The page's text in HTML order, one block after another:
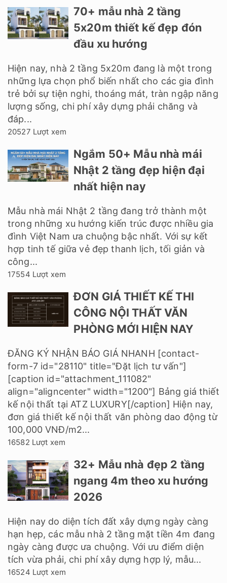
70+ mẫu nhà 2 tầng
5x20m thiết kế đẹp đón
đầu xu hướng
Hiện nay, nhà 2 tầng 5x20m đang là một trong
những lựa chọn phổ biến nhất cho các gia đình
trẻ bởi sự tiện nghi, thoáng mát, tràn ngập năng
lượng sống, chi phí xây dựng phải chăng và
đáp...
20527 Lượt xem
Ngắm 50+ Mẫu nhà mái
Nhật 2 tầng đẹp hiện đại
nhất hiện nay
Mẫu nhà mái Nhật 2 tầng đang trở thành một
trong những xu hướng kiến trúc được nhiều gia
đình Việt Nam ưa chuộng bậc nhất. Với sự kết
hợp tinh tế giữa vẻ đẹp thanh lịch, tối giản và
công...
17554 Lượt xem
ĐƠN GIÁ THIẾT KẾ THI
CÔNG NỘI THẤT VĂN
PHÒNG MỚI HIỆN NAY
ĐĂNG KÝ NHẬN BÁO GIÁ NHANH [contact-
form-7 id="28110" title="Đặt lịch tư vấn"]
[caption id="attachment_111082"
align="aligncenter" width="1200"] Bảng giá thiết
kế nội thất tại ATZ LUXURY[/caption] Hiện nay,
đơn giá thiết kế nội thất văn phòng dao động từ
100,000 VNĐ/m2...
16582 Lượt xem
32+ Mẫu nhà đẹp 2 tầng
ngang 4m theo xu hướng
2026
Hiện nay do diện tích đất xây dựng ngày càng
hạn hẹp, các mẫu nhà 2 tầng mặt tiền 4m đang
ngày càng được ưa chuộng. Với ưu điểm diện
tích vừa phải, chi phí xây dựng hợp lý, mẫu...
16524 Lượt xem